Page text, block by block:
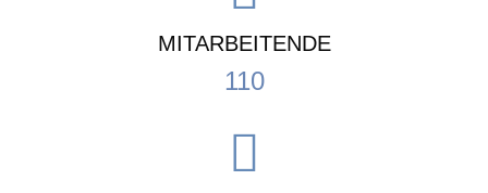
MITARBEITENDE
110